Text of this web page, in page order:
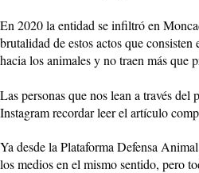
En 2020 la entidad se infiltró en
brutalidad de estos actos que consisten
hacia los animales y no traen más que
Las personas que nos lean a través del
Instagram recordar leer el artículo
Ya desde la Plataforma Defensa
los medios en el mismo sentido, pero